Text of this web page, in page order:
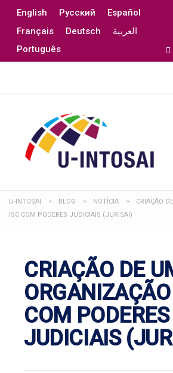
English Русский
Español
Français
Deutsch
العربية
Português
U-INTOSAI > BLOG > NOTÍCIA >
CRIAÇÃO
ISC COM PODERES JUDICIAIS (JURISAI)
CRIAÇÃO DE
COM PODERES
JUDICIAIS